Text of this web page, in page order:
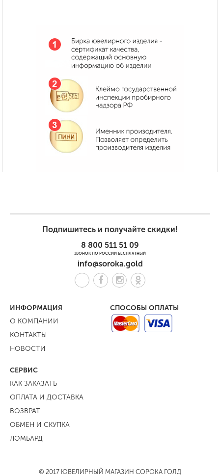
Подпишитесь и получайте скидки!
8 800 511 51 09
ЗВОНОК ПО РОССИИ БЕСПЛАТНЫЙ
info@soroka.gold
ИНФОРМАЦИЯ
О КОМПАНИИ
КОНТАКТЫ
НОВОСТИ
СПОСОБЫ ОПЛАТЫ
СЕРВИС
КАК ЗАКАЗАТЬ
ОПЛАТА И ДОСТАВКА
ВОЗВРАТ
ОБМЕН И СКУПКА
ЛОМБАРД
© 2017 ЮВЕЛИРНЫЙ МАГАЗИН СОРОКА ГОЛД